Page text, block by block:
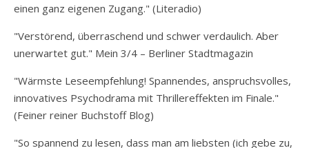
einen ganz eigenen Zugang." (Literadio)
"Verstörend, überraschend und schwer verdaulich. Aber
unerwartet gut." Mein 3/4 – Berliner Stadtmagazin
"Wärmste Leseempfehlung! Spannendes, anspruchsvolles,
innovatives Psychodrama mit Thrillereffekten im Finale."
(Feiner reiner Buchstoff Blog)
"So spannend zu lesen, dass man am liebsten (ich gebe zu,